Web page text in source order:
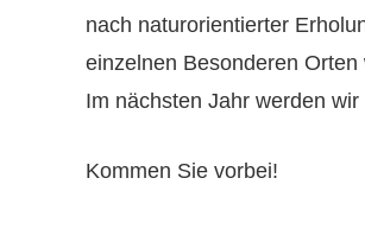
nach naturorientierter
einzelnen Besonderen
Im nächsten Jahr werden
Kommen Sie vorbei!